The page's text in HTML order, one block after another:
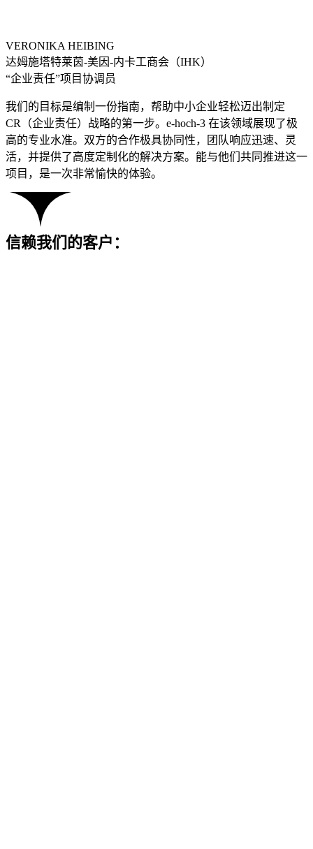
VERONIKA HEIBING
达姆施塔特莱茵-美因-内卡工商会（IHK）
“企业责任”项目协调员
我们的目标是编制一份指南，帮助中小企业轻松迈出制定
CR（企业责任）战略的第一步。e-hoch-3 在该领域展现了极
高的专业水准。双方的合作极具协同性，团队响应迅速、灵
活，并提供了高度定制化的解决方案。能与他们共同推进这一
项目，是一次非常愉快的体验。
信赖我们的客户：